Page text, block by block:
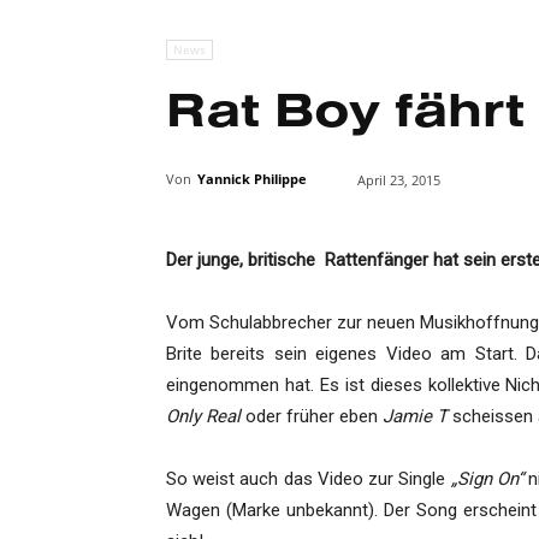
News
Rat Boy
Von Yannick Philippe April 23, 2015
Der junge, britische Rattenfänger hat sein
Vom Schulabbrecher zur neuen
Brite bereits sein eigenes Video am Start.
eingenommen hat. Es ist dieses kollektive
Only Realoder früher eben Jamie Tscheissen
So weist auch das Video zur Single „Sign On“
Wagen (Marke unbekannt). Der Song